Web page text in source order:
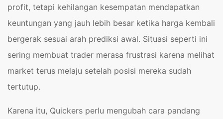
profit, tetapi kehilangan kesempatan mendapatkan
keuntungan yang jauh lebih besar ketika harga kembali
bergerak sesuai arah prediksi awal. Situasi seperti ini
sering membuat trader merasa frustrasi karena melihat
market terus melaju setelah posisi mereka sudah
tertutup.
Karena itu, Quickers perlu mengubah cara pandang